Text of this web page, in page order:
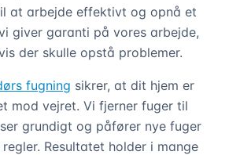
at arbejde effektivt og opnå et
giver garanti på vores arbejde,
der skulle opstå problemer.
fugning sikrer, at dit hjem er
mod vejret. Vi fjerner fuger til
grundigt og påfører nye fuger
Resultatet holder i mange